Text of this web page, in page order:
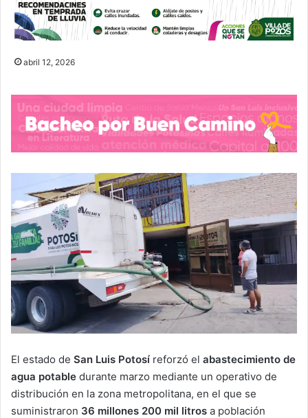
abril 12, 2026
El estado de San Luis Potosí reforzó el abastecimiento de
agua potable durante marzo mediante un operativo de
distribución en la zona metropolitana, en el que se
suministraron 36 millones 200 mil litros a población